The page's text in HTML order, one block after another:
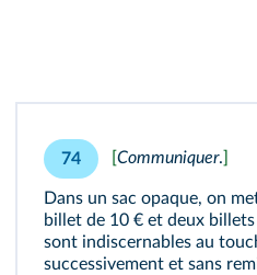
74 Communiquer.
Dans un sac opaque, on
billet de 10 € et deux
sont indiscernables au
successivement et sans